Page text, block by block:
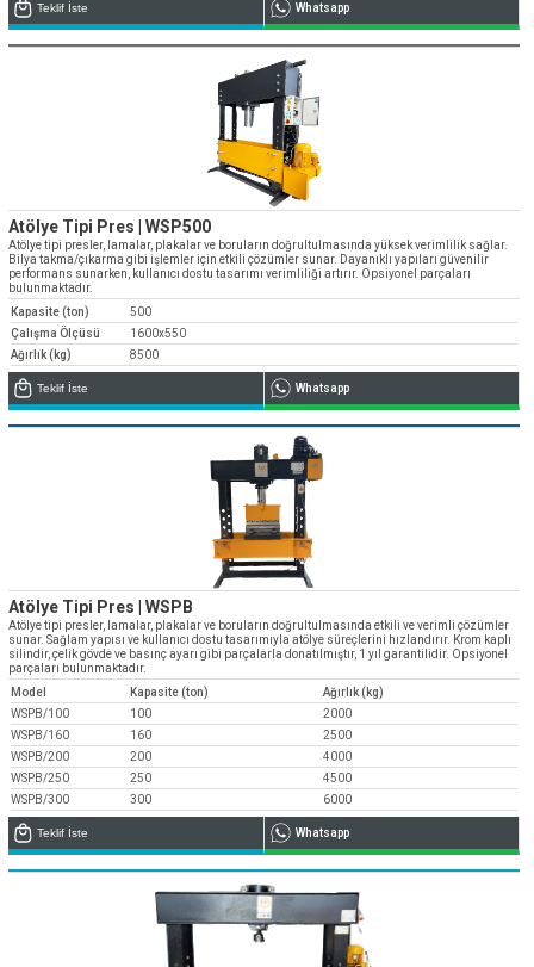
Teklif İste Whatsapp
Atölye Tipi Pres | WSP500
Atölye tipi presler, lamalar, plakalar ve boruların doğrultulmasında yüksek verimlilik sağlar.
Bilya takma/çıkarma gibi işlemler için etkili çözümler sunar. Dayanıklı yapıları güvenilir
performans sunarken, kullanıcı dostu tasarımı verimliliği artırır. Opsiyonel parçaları
bulunmaktadır.
Kapasite (ton)
500
Çalışma Ölçüsü
1600x550
Ağırlık (kg)
8500
Teklif İste Whatsapp
Atölye Tipi Pres | WSPB
Atölye tipi presler, lamalar, plakalar ve boruların doğrultulmasında etkili ve verimli çözümler
sunar. Sağlam yapısı ve kullanıcı dostu tasarımıyla atölye süreçlerini hızlandırır. Krom kaplı
silindir, çelik gövde ve basınç ayarı gibi parçalarla donatılmıştır, 1 yıl garantilidir. Opsiyonel
parçaları bulunmaktadır.
Model
Kapasite (ton)
Ağırlık (kg)
WSPB/100
100
2000
WSPB/160
160
2500
WSPB/200
200
4000
WSPB/250
250
4500
WSPB/300
300 6000
Teklif İste Whatsapp